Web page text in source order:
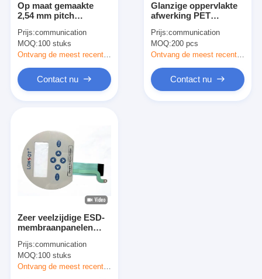
FPC-membraanschakelaar
Waterdichte membraanschakelaar
Digitaal afdrukmembraanschakelaar
Medische Membraanschakelaar
Flat Membrane Switch
ESD-membraanschakelaar
Lcd-membraanschakelaar
Capacitieve Membraanschakelaar
Op maat gemaakte
2,54 mm pitch
membraan
toetsenbord
membraan schakelaar
Prijs:communication
MOQ:100 stuks
Ontvang de meest recente Prijs
Contact nu
Glanzige oppervlakte
afwerking PET
schakelaar met tactiele
feedback knoppen
Prijs:communication
MOQ:200 pcs
Ontvang de meest recente Prijs
Contact nu
Zeer veelzijdige ESD-
membraanpanelen
weerstand met
waterdichte
achterklem
Prijs:communication
MOQ:100 stuks
Ontvang de meest recente Prijs